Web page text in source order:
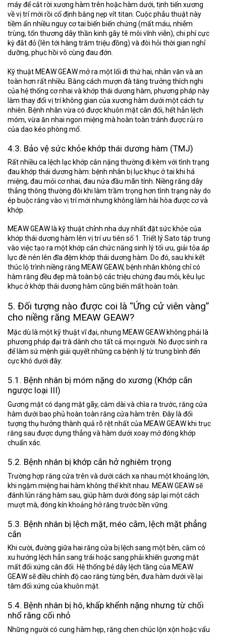
máy để cắt rời xương hàm trên hoặc hàm dưới, tịnh tiến xương
về vị trí mới rồi cố định bằng nẹp vít titan. Cuộc phẫu thuật này
tiềm ẩn nhiều nguy cơ tai biến biến chứng (mất máu, nhiễm
trùng, tổn thương dây thần kinh gây tê môi vĩnh viễn), chi phí cực
kỳ đắt đỏ (lên tới hàng trăm triệu đồng) và đòi hỏi thời gian nghỉ
dưỡng, phục hồi vô cùng đau đớn.
Kỹ thuật MEAW GEAW mở ra một lối đi thứ hai, nhân văn và an
toàn hơn rất nhiều. Bằng cách mượn đà tăng trưởng thích nghi
của hệ thống cơ nhai và khớp thái dương hàm, phương pháp này
làm thay đổi vị trí không gian của xương hàm dưới một cách tự
nhiên. Bệnh nhân vừa có được khuôn mặt cân đối, hết hẳn lệch
móm, vừa ăn nhai ngon miệng mà hoàn toàn tránh được rủi ro
của dao kéo phòng mổ.
4.3. Bảo vệ sức khỏe khớp thái dương hàm (TMJ)
Rất nhiều ca lệch lạc khớp cắn nặng thường đi kèm với tình trạng
đau khớp thái dương hàm: bệnh nhân bị lục khục ở tai khi há
miệng, đau mỏi cơ nhai, đau nửa đầu mãn tính. Niềng răng dây
thẳng thông thường đôi khi làm trầm trọng hơn tình trạng này do
ép buộc răng vào vị trí mới nhưng không làm hài hòa được cơ và
khớp.
MEAW GEAW là kỹ thuật chỉnh nha duy nhất đặtsức khỏe của
khớp thái dương hàm lên vị trí ưu tiên số 1. Triết lý Sato tập trung
vào việc tạo ra một khớp cắn chức năng sinh lý tối ưu, giải tỏa áp
lực đè nén lên đĩa đệm khớp thái dương hàm. Do đó, sau khi kết
thúc lộ trình niềng răng MEAW GEAW, bệnh nhân không chỉ có
hàm răng đều đẹp mà toàn bộ các triệu chứng đau mỏi, kêu lục
khục ở khớp thái dương hàm cũng biến mất hoàn toàn.
5. Đối tượng nào được coi là “Ứng cử viên vàng”
cho niềng răng MEAW GEAW?
Mặc dù là một kỹ thuật vĩ đại, nhưng MEAW GEAW không phải là
phương pháp đại trà dành cho tất cả mọi người. Nó được sinh ra
để làm sứ mệnh giải quyết những ca bệnh lý từ trung bình đến
cực khó dưới đây:
5.1. Bệnh nhân bị móm nặng do xương (Khớp cắn
ngược loại III)
Gương mặt có dạng mặt gãy, cằm dài và chìa ra trước, răng cửa
hàm dưới bao phủ hoàn toàn răng cửa hàm trên. Đây là đối
tượng thụ hưởng thành quả rõ rệt nhất của MEAW GEAW khi trục
răng sau được dựng thẳng và hàm dưới xoay mở đóng khớp
chuẩn xác.
5.2. Bệnh nhân bị khớp cắn hở nghiêm trọng
Trường hợp răng cửa trên và dưới cách xa nhau một khoảng lớn,
khi ngậm miệng hai hàm không thể khít nhau. MEAW GEAW sẽ
đánh lún răng hàm sau, giúp hàm dưới đóng sập lại một cách
mượt mà, đóng kín khoảng hở răng trước bền vững.
5.3. Bệnh nhân bị lệch mặt, méo cằm, lệch mặt phẳng
cắn
Khi cười, đường giữa hai răng cửa bị lệch sang một bên, cằm có
xu hướng lệch hẳn sang trái hoặc sang phải khiến gương mặt
mất đối xứng cân đối. Hệ thống bẻ dây lệch tầng của MEAW
GEAW sẽ điều chỉnh độ cao răng từng bên, đưa hàm dưới về lại
tâm đối xứng của khuôn mặt.
5.4. Bệnh nhân bị hô, khấp khểnh nặng nhưng từ chối
nhổ răng cối nhỏ
Những người có cung hàm hẹp, răng chen chúc lộn xộn hoặc vẩu